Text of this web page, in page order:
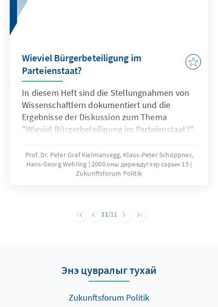
Wieviel Bürgerbeteiligung im
Parteienstaat?
In diesem Heft sind die Stellungnahmen von
Wissenschaftlern dokumentiert und die
Ergebnisse der Diskussion zum Thema
"Wieviel Bürgerbeteiligung im Parteienstaat?"
Prof. Dr. Peter Graf Kielmansegg, Klaus-Peter Schöppner,
Hans-Georg Wehling 2000 оны дөрөвдүгээр сарын 15
Zukunftsforum Politik
11/11
Энэ цувралыг тухай
Zukunftsforum Politik